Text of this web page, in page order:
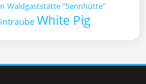
Waldgaststätte "Sennhütte"
White Pig